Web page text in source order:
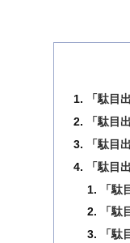
「駄目
「駄目
「駄目
「駄目
「
「
「